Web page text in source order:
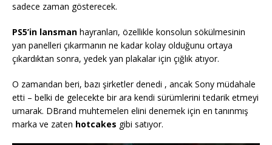
sadece zaman gösterecek.
PS5’in lansman hayranları, özellikle konsolun sökülmesinin
yan panelleri çıkarmanın ne kadar kolay olduğunu ortaya
çıkardıktan sonra, yedek yan plakalar için çığlık atıyor.
O zamandan beri, bazı şirketler denedi , ancak Sony müdahale
etti – belki de gelecekte bir ara kendi sürümlerini tedarik etmeyi
umarak. DBrand muhtemelen elini denemek için en tanınmış
marka ve zaten hotcakes gibi satıyor.